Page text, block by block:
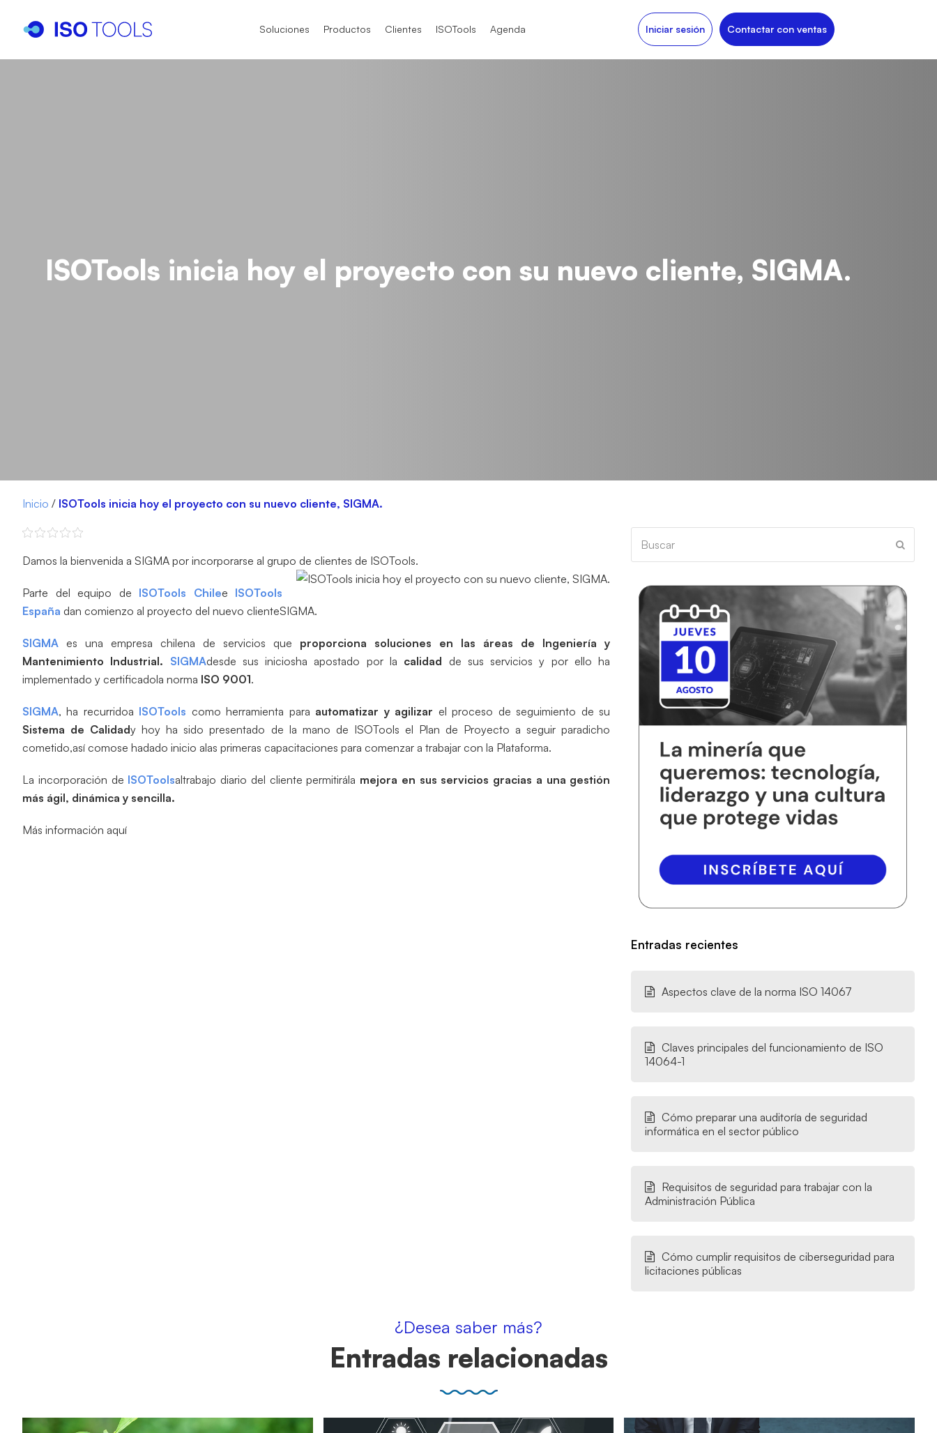
Soluciones Productos Clientes ISOTools Agenda Iniciar sesión Contactar con ventas
ISOTools inicia hoy el proyecto con su nuevo cliente, SIGMA.
Inicio / ISOTools inicia hoy el proyecto con su nuevo cliente, SIGMA.
Damos la bienvenida a SIGMA por incorporarse al grupo de clientes de ISOTools.
Parte del equipo de ISOTools Chilee ISOTools
España dan comienzo al proyecto del nuevo clienteSIGMA.
SIGMA es una empresa chilena de servicios que proporciona soluciones en las áreas de Ingeniería y
Mantenimiento Industrial. SIGMAdesde sus iniciosha apostado por la calidad de sus servicios y por ello ha
implementado y certificadola norma ISO 9001.
SIGMA, ha recurridoa ISOTools como herramienta para automatizar y agilizar el proceso de seguimiento de su
Sistema de Calidady hoy ha sido presentado de la mano de ISOTools el Plan de Proyecto a seguir paradicho
cometido,así comose hadado inicio alas primeras capacitaciones para comenzar a trabajar con la Plataforma.
La incorporación de ISOToolsaltrabajo diario del cliente permitirála mejora en sus servicios gracias a una gestión
más ágil, dinámica y sencilla.
Más información aquí
Entradas recientes
Aspectos clave de la norma ISO 14067
Claves principales del funcionamiento de ISO
14064-1
Cómo preparar una auditoría de seguridad
informática en el sector público
Requisitos de seguridad para trabajar con la
Administración Pública
Cómo cumplir requisitos de ciberseguridad para
licitaciones públicas
¿Desea saber más?
Entradas relacionadas